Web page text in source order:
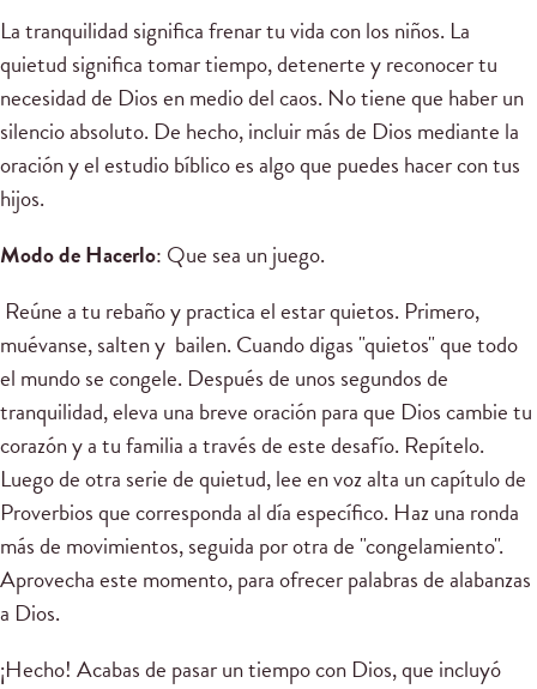
La tranquilidad significa frenar tu vida con los niños. La
quietud significa tomar tiempo, detenerte y reconocer tu
necesidad de Dios en medio del caos. No tiene que haber un
silencio absoluto. De hecho, incluir más de Dios mediante la
oración y el estudio bíblico es algo que puedes hacer con tus
hijos.
Modo de Hacerlo: Que sea un juego.
Reúne a tu rebaño y practica el estar quietos. Primero,
muévanse, salten y bailen. Cuando digas "quietos" que todo
el mundo se congele. Después de unos segundos de
tranquilidad, eleva una breve oración para que Dios cambie tu
corazón y a tu familia a través de este desafío. Repítelo.
Luego de otra serie de quietud, lee en voz alta un capítulo de
Proverbios que corresponda al día específico. Haz una ronda
más de movimientos, seguida por otra de "congelamiento".
Aprovecha este momento, para ofrecer palabras de alabanzas
a Dios.
¡Hecho! Acabas de pasar un tiempo con Dios, que incluyó